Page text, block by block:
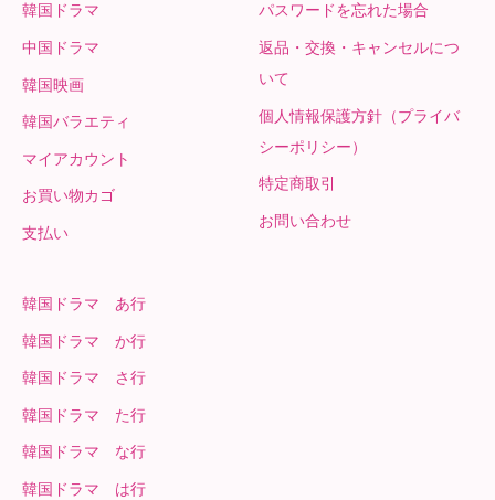
韓国ドラマ
中国ドラマ
韓国映画
韓国バラエティ
マイアカウント
お買い物カゴ
支払い
パスワードを忘れた場合
返品・交換・キャンセルにつ
いて
個人情報保護方針（プライバ
シーポリシー）
特定商取引
お問い合わせ
韓国ドラマ あ行
韓国ドラマ か行
韓国ドラマ さ行
韓国ドラマ た行
韓国ドラマ な行
韓国ドラマ は行